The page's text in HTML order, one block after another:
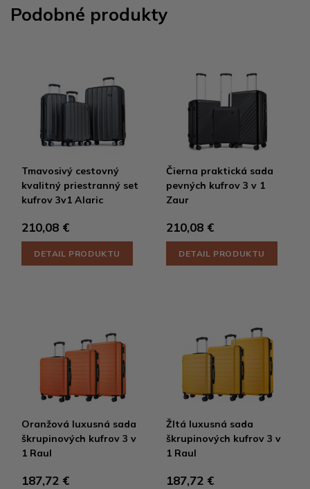
Podobné produkty
Tmavosivý cestovný
kvalitný priestranný set
kufrov 3v1 Alaric
210,08 €
DETAIL PRODUKTU
Čierna praktická sada
pevných kufrov 3 v 1
Zaur
210,08 €
DETAIL PRODUKTU
Oranžová luxusná sada
škrupinových kufrov 3 v
1 Raul
187,72 €
Žltá luxusná sada
škrupinových kufrov 3 v
1 Raul
187,72 €